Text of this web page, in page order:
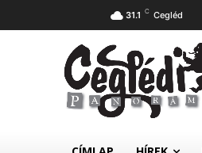
31.1 C Cegléd